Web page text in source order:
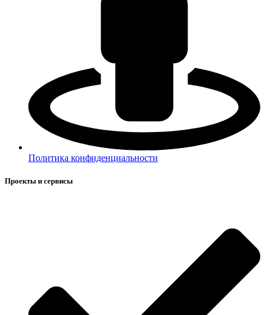
Политика конфиденциальности
Проекты и сервисы